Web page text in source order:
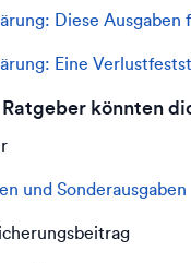
Diese Ausgaben
Eine
könnten
und Sonderausgaben